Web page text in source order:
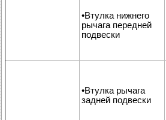
•Втулка нижнего
рычага передней
подвески
•Втулка рычага
задней подвески